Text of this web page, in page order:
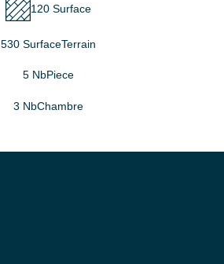
120 Surface
530 SurfaceTerrain
5 NbPiece
3 NbChambre